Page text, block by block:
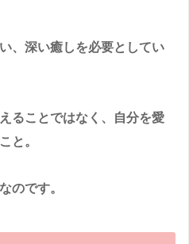
、深い癒しを必要としてい
ることではなく、
自分を愛
と 。
のです。